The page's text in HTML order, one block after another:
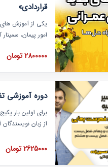
قراردادی»
یکی از آموزش‏‏‏‏‏‏ های
امور پیمان،
عمرانی» چالش
در محل سندیکای
به همراه
2800000 تومان
دوره آموزشی
برای اولین بار
از زبان
تصویری بوده و به
فهرست بها
2625000 تومان